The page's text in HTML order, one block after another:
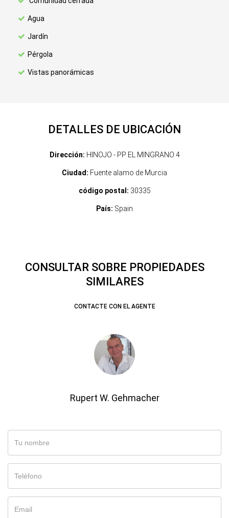
Agua
Jardín
Pérgola
Vistas panorámicas
DETALLES DE UBICACIÓN
Dirección: HINOJO - PP EL MINGRANO 4
Ciudad: Fuente alamo de Murcia
código postal: 30335
País: Spain
CONSULTAR SOBRE PROPIEDADES
SIMILARES
CONTACTE CON EL AGENTE
Rupert W. Gehmacher